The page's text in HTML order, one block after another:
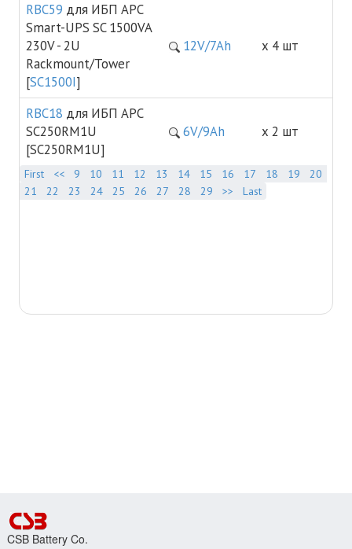
RBC59 для ИБП APC
Smart-UPS SC 1500VA
230V - 2U
Rackmount/Tower
[SC1500I]
12V/7Ah х 4 шт
RBC18 для ИБП APC
SC250RM1U
[SC250RM1U]
6V/9Ah х 2 шт
First << 9 10 11 12 13 14 15 16 17 18 19
20
21
22 23 24 25 26 27 28 29 >> Last
CSB Battery Co.